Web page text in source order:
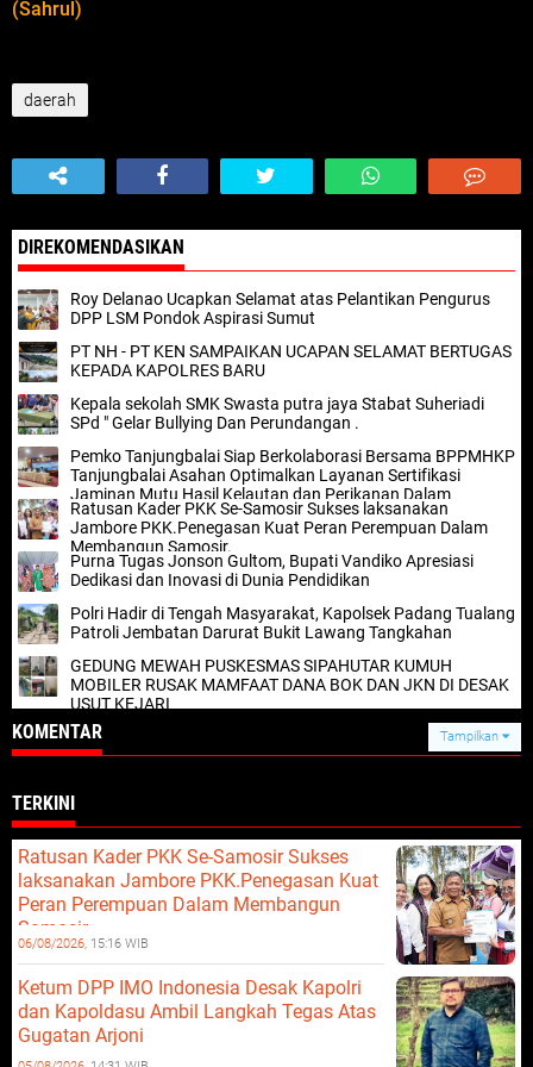
(Sahrul)
daerah
DIREKOMENDASIKAN
Roy Delanao Ucapkan Selamat atas Pelantikan Pengurus
DPP LSM Pondok Aspirasi Sumut
PT NH - PT KEN SAMPAIKAN UCAPAN SELAMAT BERTUGAS
KEPADA KAPOLRES BARU
Kepala sekolah SMK Swasta putra jaya Stabat Suheriadi
SPd " Gelar Bullying Dan Perundangan .
Pemko Tanjungbalai Siap Berkolaborasi Bersama BPPMHKP
Tanjungbalai Asahan Optimalkan Layanan Sertifikasi
Jaminan Mutu Hasil Kelautan dan Perikanan Dalam
Mendukung Program Prioritas Nasional KKP
Ratusan Kader PKK Se-Samosir Sukses laksanakan
Jambore PKK.Penegasan Kuat Peran Perempuan Dalam
Membangun Samosir.
Purna Tugas Jonson Gultom, Bupati Vandiko Apresiasi
Dedikasi dan Inovasi di Dunia Pendidikan
Polri Hadir di Tengah Masyarakat, Kapolsek Padang Tualang
Patroli Jembatan Darurat Bukit Lawang Tangkahan
GEDUNG MEWAH PUSKESMAS SIPAHUTAR KUMUH
MOBILER RUSAK MAMFAAT DANA BOK DAN JKN DI DESAK
USUT KEJARI
KOMENTAR Tampilkan
TERKINI
Ratusan Kader PKK Se-Samosir Sukses
laksanakan Jambore PKK.Penegasan Kuat
Peran Perempuan Dalam Membangun
Samosir.
06/08/2026, 15:16 WIB
Ketum DPP IMO Indonesia Desak Kapolri
dan Kapoldasu Ambil Langkah Tegas Atas
Gugatan Arjoni